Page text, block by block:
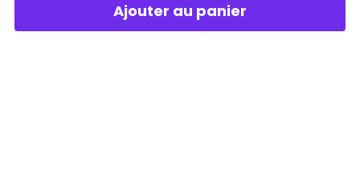
Ajouter au panier